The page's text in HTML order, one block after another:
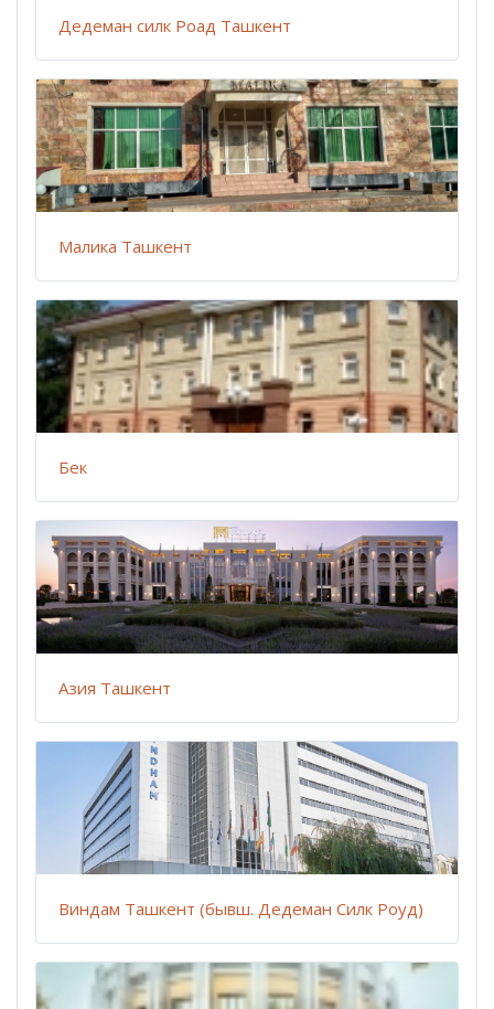
Дедеман силк Роад Ташкент
Малика Ташкент
Бек
Азия Ташкент
Виндам Ташкент (бывш. Дедеман Силк Роуд)